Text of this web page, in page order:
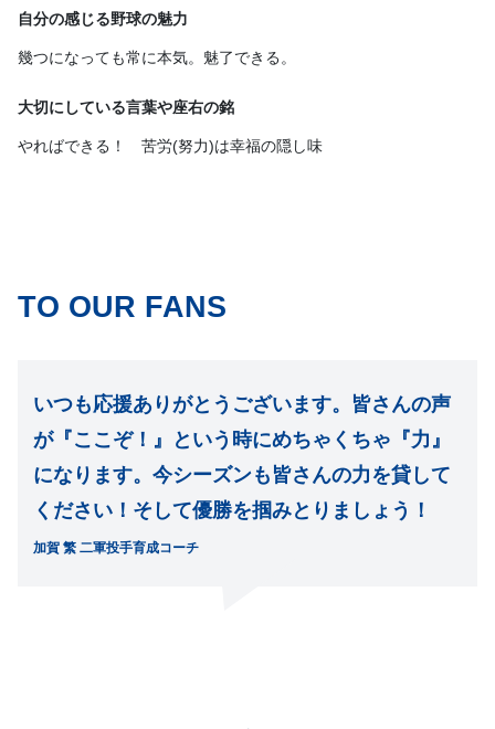
自分の感じる野球の魅力
幾つになっても常に本気。魅了できる。
大切にしている言葉や座右の銘
やればできる！ 苦労(努力)は幸福の隠し味
TO OUR FANS
いつも応援ありがとうございます。皆さんの声
が『ここぞ！』という時にめちゃくちゃ『力』
になります。今シーズンも皆さんの力を貸して
ください！そして優勝を掴みとりましょう！
加賀 繁 二軍投手育成コーチ